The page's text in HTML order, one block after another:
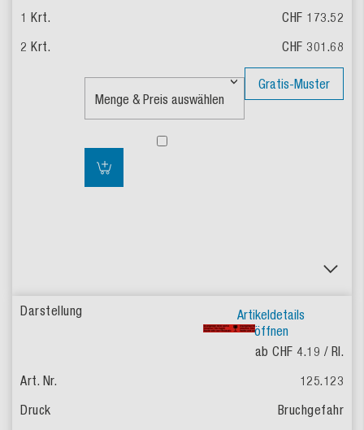
CHF 173.52
CHF 301.68
Gratis-Muster
Artikeldetails
öffnen
ab CHF 4.19 / Rl.
125.123
Bruchgefahr